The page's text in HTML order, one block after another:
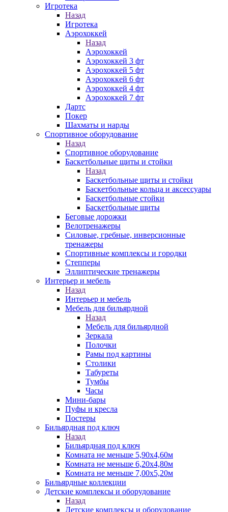
Игротека
Назад
Игротека
Аэрохоккей
Назад
Аэрохоккей
Аэрохоккей 3 фт
Аэрохоккей 5 фт
Аэрохоккей 6 фт
Аэрохоккей 4 фт
Аэрохоккей 7 фт
Дартс
Покер
Шахматы и нарды
Спортивное оборудование
Назад
Спортивное оборудование
Баскетбольные щиты и стойки
Назад
Баскетбольные щиты и стойки
Баскетбольные кольца и аксессуары
Баскетбольные стойки
Баскетбольные щиты
Беговые дорожки
Велотренажеры
Силовые, гребные, инверсионные
тренажеры
Спортивные комплексы и городки
Степперы
Эллиптические тренажеры
Интерьер и мебель
Назад
Интерьер и мебель
Мебель для бильярдной
Назад
Мебель для бильярдной
Зеркала
Полочки
Рамы под картины
Столики
Табуреты
Тумбы
Часы
Мини-бары
Пуфы и кресла
Постеры
Бильярдная под ключ
Назад
Бильярдная под ключ
Комната не меньше 5,90х4,60м
Комната не меньше 6,20х4,80м
Комната не меньше 7,00х5,20м
Бильярдные коллекции
Детские комплексы и оборудование
Назад
Детские комплексы и оборудование